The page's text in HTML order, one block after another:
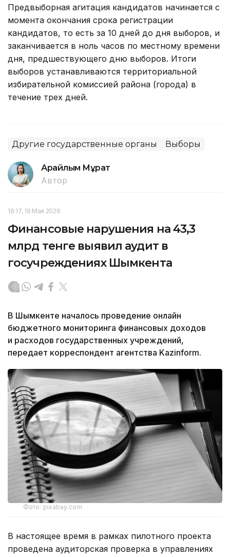
Предвыборная агитация кандидатов начинается с
момента окончания срока регистрации
кандидатов, то есть за 10 дней до дня выборов, и
заканчивается в ноль часов по местному времени
дня, предшествующего дню выборов. Итоги
выборов устанавливаются территориальной
избирательной комиссией района (города) в
течение трех дней.
Другие государственные органы Выборы
Арайлым Мұрат
Автор
16:17, 19 Мая 2026
Финансовые нарушения на 43,3
млрд тенге выявил аудит в
госучреждениях Шымкента
В Шымкенте началось проведение онлайн
бюджетного мониторинга финансовых доходов
и расходов государственных учреждений,
передает корреспондент агентства Kazinform.
Фото: pixabay.com
В настоящее время в рамках пилотного проекта
проведена аудиторская проверка в управлениях